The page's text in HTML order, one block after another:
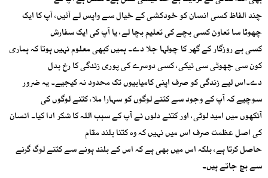
چند الفاظ کسی انسان کو خودکشی کے خیال سے واپس لے آئیں، آپ کا ایک
چھوٹا سا تعاون کسی بچے کی تعلیم بچا لے، یا آپ کی ایک سفارش
کسی بے روزگار کے گھر کا چولہا جلا دے۔ ہمیں کبھی معلوم نہیں ہوتا کہ ہماری
کون سی چھوٹی سی نیکی، کسی دوسرے کی پوری زندگی کا رخ بدل
دے۔اس لیے زندگی کو صرف اپنی کامیابیوں تک محدود نہ کیجیے۔ یہ ضرور
سوچیے کہ آپ کے وجود سے کتنے لوگوں کو سہارا ملا، کتنے لوگوں کی
آنکھوں میں امید لوٹی، اور کتنے دلوں نے آپ کے سبب اللہ کا شکر ادا کیا۔ انسان
کی اصل عظمت صرف اس میں نہیں کہ وہ کتنا بلند مقام
حاصل کرتا ہے، بلکہ اس میں بھی ہے کہ اس کے بلند ہونے سے کتنے لوگ گرنے
سے بچ جاتے ہیں۔